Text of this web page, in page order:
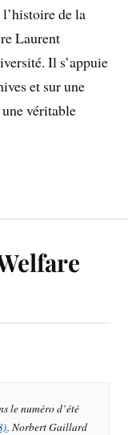
de la
Laurent
Il s’appuie
et sur une
véritable
le numéro d’été
. Norbert Gaillard